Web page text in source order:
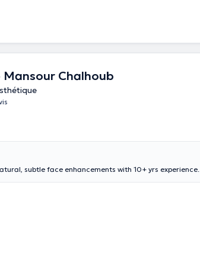
Mansour Chalhoub
subtle face enhancements with 10+ yrs experience.